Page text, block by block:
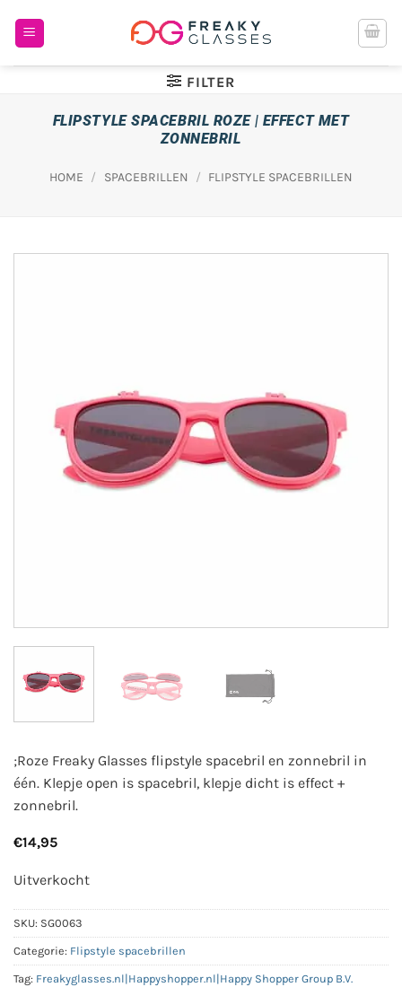
naar
FILTER
FLIPSTYLE SPACEBRIL ROZE | EFFECT MET
ZONNEBRIL
HOME / SPACEBRILLEN / FLIPSTYLE SPACEBRILLEN
;Roze Freaky Glasses flipstyle spacebril en zonnebril in
één. Klepje open is spacebril, klepje dicht is effect +
zonnebril.
€14,95
Uitverkocht
SKU: SG0063
Categorie: Flipstyle spacebrillen
Tag: Freakyglasses.nl|Happyshopper.nl|Happy Shopper Group B.V.